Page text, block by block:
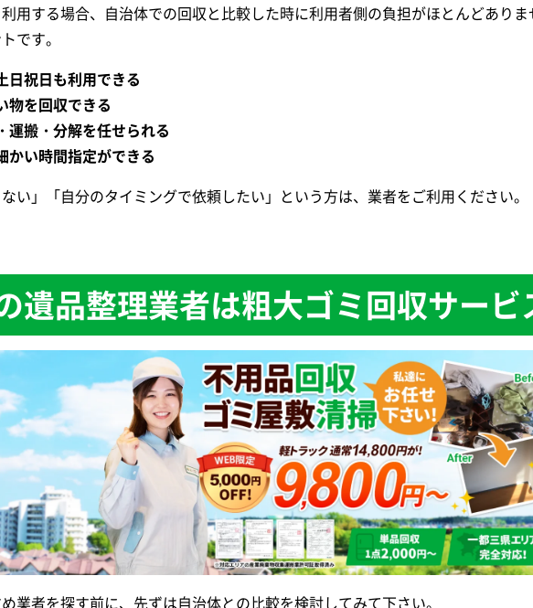
用する場合、自治体での回収と比較した時に利用者側の負担がほとんどあり
です。
日祝日も利用できる
物を回収できる
運搬・分解を任せられる
かい時間指定ができる
ない」「自分のタイミングで依頼したい」という方は、業者をご利用ください。
遺品整理業者は粗大ゴミ回収サー
業者を探す前に、先ずは自治体との比較を検討してみて下さい。